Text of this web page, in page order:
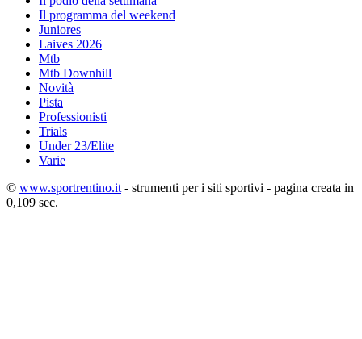
Il programma del weekend
Juniores
Laives 2026
Mtb
Mtb Downhill
Novità
Pista
Professionisti
Trials
Under 23/Elite
Varie
© www.sportrentino.it- strumenti per i siti sportivi - pagina creata in
0,109 sec.